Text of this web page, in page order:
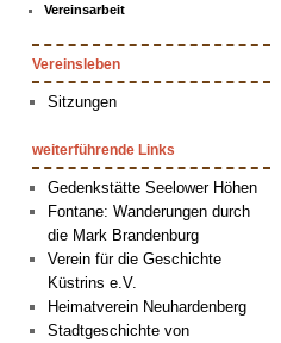
Vereinsarbeit
Vereinsleben
Sitzungen
weiterführende Links
Gedenkstätte Seelower Höhen
Fontane: Wanderungen durch
die Mark Brandenburg
Verein für die Geschichte
Küstrins e.V.
Heimatverein Neuhardenberg
Stadtgeschichte von